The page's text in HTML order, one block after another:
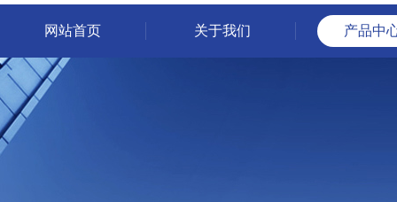
网站首页 关于我们 产品中